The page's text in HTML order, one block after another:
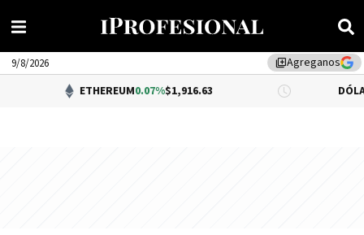
library_addAgreganos
9/8/2026
ETHEREUM0.07%$1,916.63 DÓLAR BNA